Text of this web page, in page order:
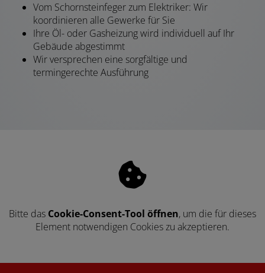
Vom Schornsteinfeger zum Elektriker: Wir
koordinieren alle Gewerke für Sie
Ihre Öl- oder Gasheizung wird individuell auf Ihr
Gebäude abgestimmt
Wir versprechen eine sorgfältige und
termingerechte Ausführung
Bitte das Cookie-Consent-Tool öffnen, um die für dieses
Element notwendigen Cookies zu akzeptieren.